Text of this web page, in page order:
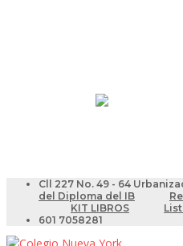
Cll 227 No. 49 - 64
del Diploma del IB
KIT LIBROS
601 7058281